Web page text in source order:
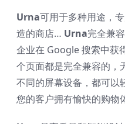
Urna可用于多种用途，
造的商店… Urna完全兼
企业在 Google 搜索中获
个页面都是完全兼容的，
不同的屏幕设备，都可以
您的客户拥有愉快的购物